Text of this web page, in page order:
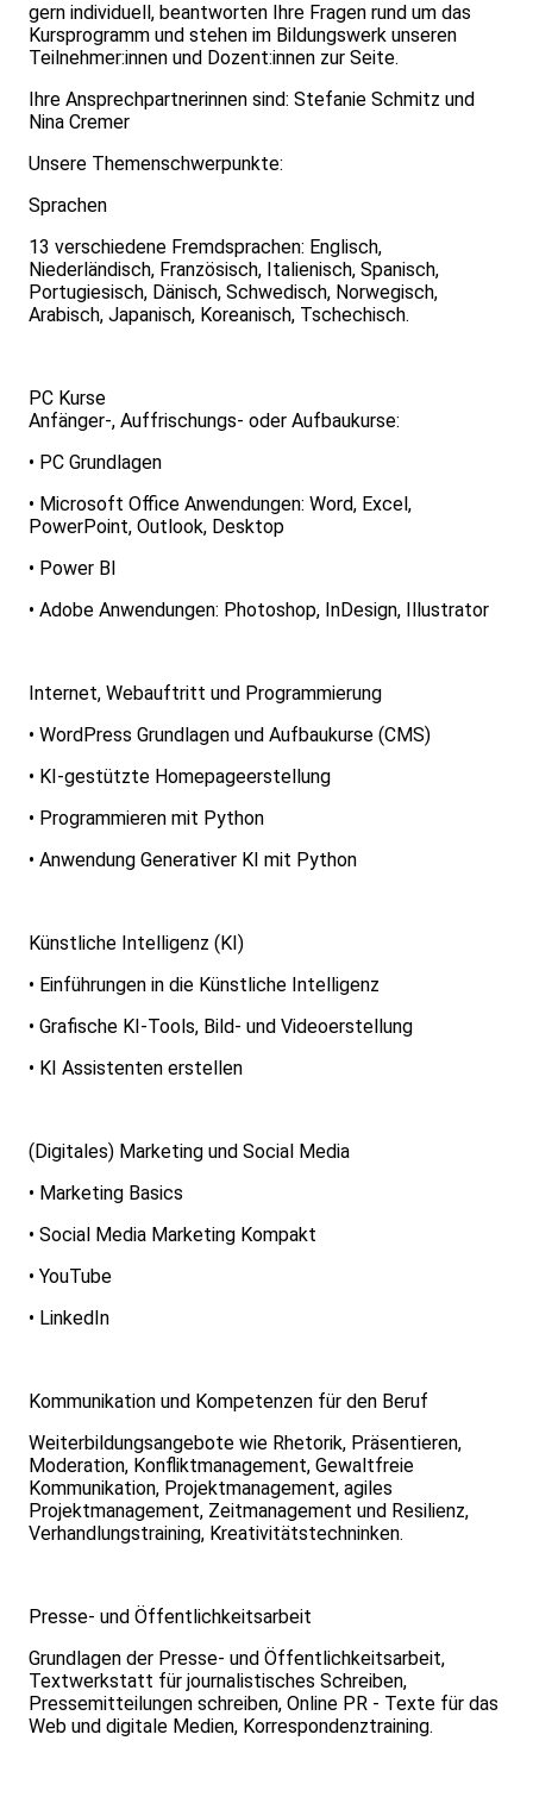
gern individuell, beantworten Ihre Fragen rund um das
Kursprogramm und stehen im Bildungswerk unseren
Teilnehmer:innen und Dozent:innen zur Seite.
Ihre Ansprechpartnerinnen sind: Stefanie Schmitz und
Nina Cremer
Unsere Themenschwerpunkte:
Sprachen
13 verschiedene Fremdsprachen: Englisch,
Niederländisch, Französisch, Italienisch, Spanisch,
Portugiesisch, Dänisch, Schwedisch, Norwegisch,
Arabisch, Japanisch, Koreanisch, Tschechisch.
PC Kurse
Anfänger-, Auffrischungs- oder Aufbaukurse:
• PC Grundlagen
• Microsoft Office Anwendungen: Word, Excel,
PowerPoint, Outlook, Desktop
• Power BI
• Adobe Anwendungen: Photoshop, InDesign, Illustrator
Internet, Webauftritt und Programmierung
• WordPress Grundlagen und Aufbaukurse (CMS)
• KI-gestützte Homepageerstellung
• Programmieren mit Python
• Anwendung Generativer KI mit Python
Künstliche Intelligenz (KI)
• Einführungen in die Künstliche Intelligenz
• Grafische KI-Tools, Bild- und Videoerstellung
• KI Assistenten erstellen
(Digitales) Marketing und Social Media
• Marketing Basics
• Social Media Marketing Kompakt
• YouTube
• LinkedIn
Kommunikation und Kompetenzen für den Beruf
Weiterbildungsangebote wie Rhetorik, Präsentieren,
Moderation, Konfliktmanagement, Gewaltfreie
Kommunikation, Projektmanagement, agiles
Projektmanagement, Zeitmanagement und Resilienz,
Verhandlungstraining, Kreativitätstechninken.
Presse- und Öffentlichkeitsarbeit
Grundlagen der Presse- und Öffentlichkeitsarbeit,
Textwerkstatt für journalistisches Schreiben,
Pressemitteilungen schreiben, Online PR - Texte für das
Web und digitale Medien, Korrespondenztraining.